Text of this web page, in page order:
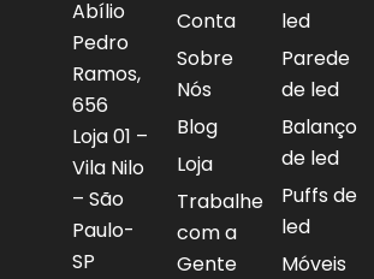
Abílio
Pedro
Ramos,
656
Loja 01 –
Vila Nilo
– São
Paulo-
SP
Conta
Sobre
Nós
Blog
Loja
Trabalhe
com a
Gente
led
Parede
de led
Balanço
de led
Puffs de
led
Móveis